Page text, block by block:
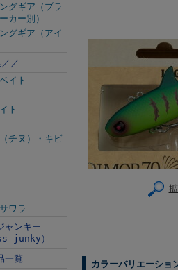
グギア（ブラ
カー別）
グギア（アイ
／
イト
ト
チヌ）・キビ
ワラ
ャンキー
junky）
一覧
カラーバリエーショ